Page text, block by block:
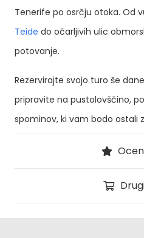
Tenerife po osrčju otoka. Od
Teide do očarljivih ulic
potovanje.
Rezervirajte svojo turo še
pripravite na pustolovščino,
spominov, ki vam bodo ostali